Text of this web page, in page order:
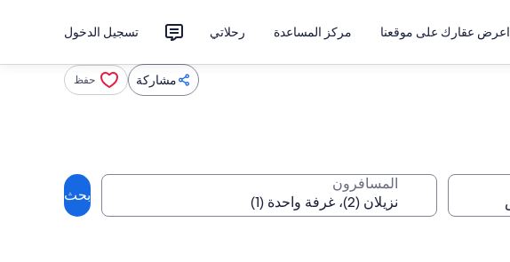
اعرض عقارك على موقعنا مركز المساعدة رحلاتي تسجيل الدخول
مشاركة حفظ
المسافرون
بحث